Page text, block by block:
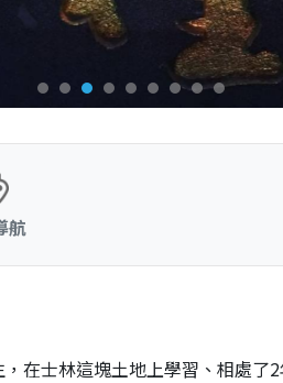
航
在士林這塊土地上學習、相處